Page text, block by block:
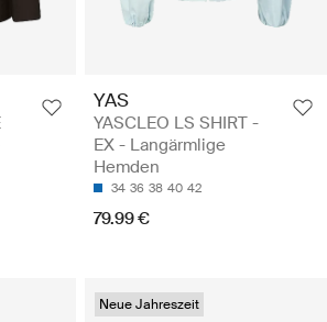
YAS
YASCLEO LS SHIRT -
EX - Langärmlige
Hemden
34 36 38 40 42
79.99 €
Neue Jahreszeit